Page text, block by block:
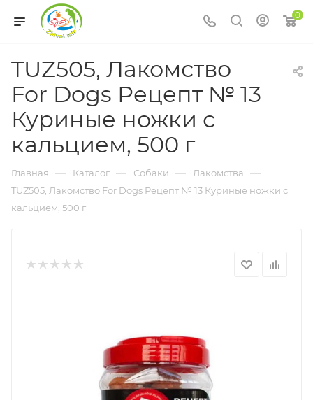
0
TUZ505, Лакомство
For Dogs Рецепт № 13
Куриные ножки с
кальцием, 500 г
Главная — Каталог — Собаки — Лакомства —
TUZ505, Лакомство For Dogs Рецепт № 13 Куриные ножки с
кальцием, 500 г